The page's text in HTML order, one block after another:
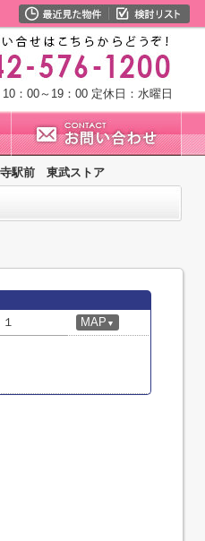
：00～19：00 定休日：水曜日
駅前 東武ストア
MAP ▼